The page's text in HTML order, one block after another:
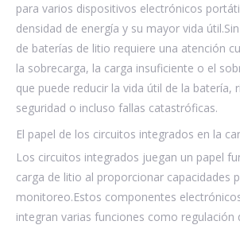
para varios dispositivos electrónicos
densidad de energía y su mayor vida
de baterías de litio requiere una atención
la sobrecarga, la carga insuficiente o el
que puede reducir la vida útil de la batería,
seguridad o incluso fallas catastróficas.
El papel de los circuitos integrados en la
Los circuitos integrados juegan un papel
carga de litio al proporcionar capacidades
monitoreo.Estos componentes
integran varias funciones como